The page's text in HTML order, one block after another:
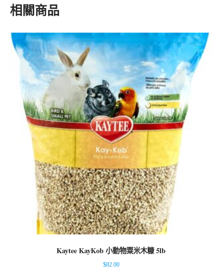
相關商品
Kaytee KayKob 小動物粟米木糠 5lb
$82.00